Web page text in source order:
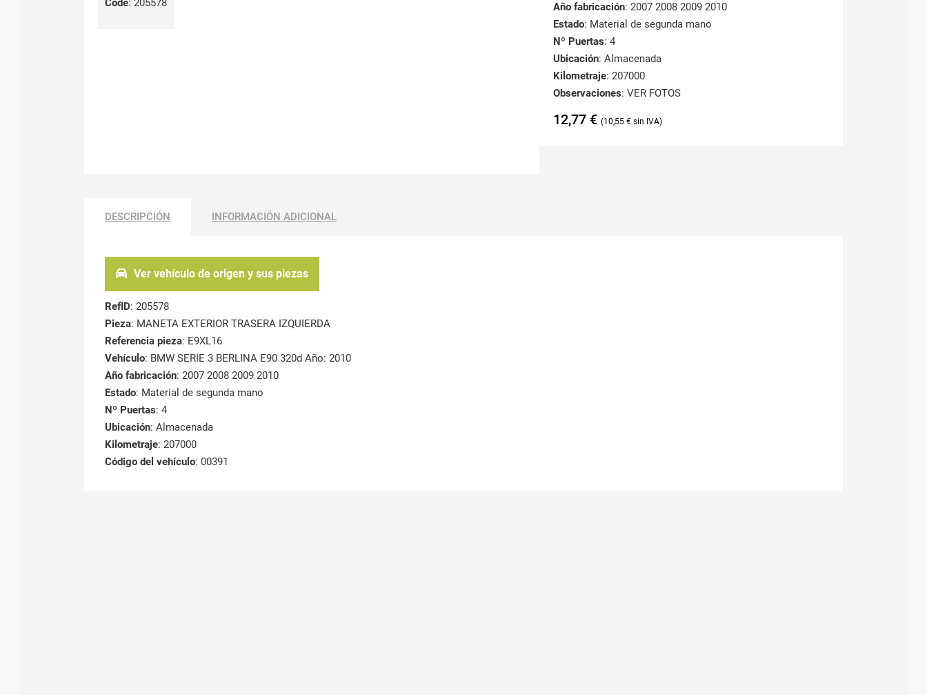
Code: 205578
Año fabricación: 2007 2008 2009 2010
Estado: Material de segunda mano
Nº Puertas: 4
Ubicación: Almacenada
Kilometraje: 207000
Observaciones: VER FOTOS
12,77 € 10,55 €
DESCRIPCIÓN INFORMACIÓN ADICIONAL
Ver vehículo de origen y sus piezas
RefID: 205578
Pieza: MANETA EXTERIOR TRASERA IZQUIERDA
Referencia pieza: E9XL16
Vehículo: BMW SERIE 3 BERLINA E90 320d Año: 2010
Año fabricación: 2007 2008 2009 2010
Estado: Material de segunda mano
Nº Puertas: 4
Ubicación: Almacenada
Kilometraje: 207000
Código del vehículo: 00391